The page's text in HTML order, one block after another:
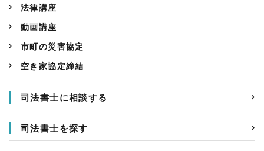
法律講座
動画講座
市町の災害協定
空き家協定締結
司法書士に相談する
司法書士を探す